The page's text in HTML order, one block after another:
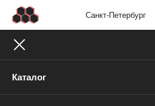
Санкт-Петербург
Каталог